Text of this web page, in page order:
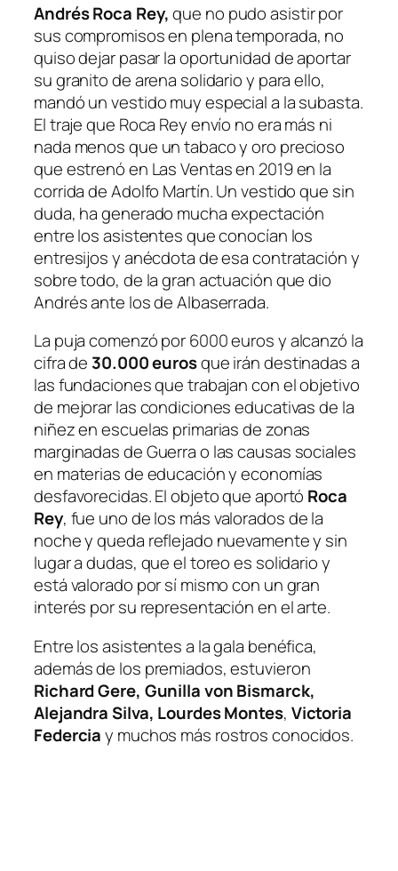
Andrés Roca Rey,que no pudo asistir por
sus compromisos en plena temporada, no
quiso dejar pasar la oportunidad de aportar
su granito de arena solidario y para ello,
mandó un vestido muy especial a la subasta.
El traje que Roca Rey envío no era más ni
nada menos que un tabaco y oro precioso
que estrenó en Las Ventas en 2019 en la
corrida de Adolfo Martín. Un vestido que sin
duda, ha generado mucha expectación
entre los asistentes que conocían los
entresijos y anécdota de esa contratación y
sobre todo, de la gran actuación que dio
Andrés ante los de Albaserrada.
La puja comenzó por 6000 euros y alcanzó la
cifra de 30.000 eurosque irán destinadas a
las fundaciones que trabajan con el objetivo
de mejorar las condiciones educativas de la
niñez en escuelas primarias de zonas
marginadas de Guerra o las causas sociales
en materias de educación y economías
desfavorecidas. El objeto que aportó Roca
Rey, fue uno de los más valorados de la
noche y queda reflejado nuevamente y sin
lugar a dudas, que el toreo es solidario y
está valorado por sí mismo con un gran
interés por su representación en el arte.
Entre los asistentes a la gala benéfica,
además de los premiados, estuvieron
Richard Gere, Gunilla von Bismarck,
Alejandra Silva, Lourdes Montes, Victoria
Federciay muchos más rostros conocidos.